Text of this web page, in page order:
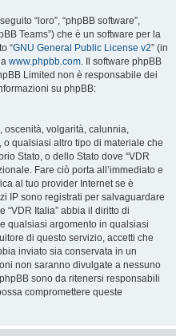
“loro”, “phpBB software”,
Teams”) che è un software per la
“GNU General Public License v2” (in
www.phpbb.com. Il software phpBB
Limited non è responsabile dei
su phpBB:
oscenità, volgarità, calunnia,
qualsiasi altro tipo di materiale che
Stato, o dello Stato dove “VDR
Fare ciò porta all’immediato e
al tuo provider Internet se è
IP sono registrati per salvaguardare
“VDR Italia” abbia il diritto di
qualsiasi argomento in qualsiasi
di questo servizio, accetti che
inviato sia conservata in un
non saranno divulgate a nessuno
sono da ritenersi responsabili
compromettere queste